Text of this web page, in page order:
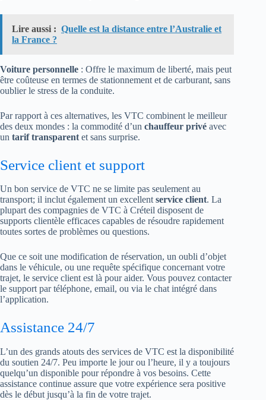
Lire aussi : Quelle est la distance entre l’Australie et
la France ?
Voiture personnelle : Offre le maximum de liberté, mais peut
être coûteuse en termes de stationnement et de carburant, sans
oublier le stress de la conduite.
Par rapport à ces alternatives, les VTC combinent le meilleur
des deux mondes : la commodité d’un chauffeur privé avec
un tarif transparent et sans surprise.
Service client et support
Un bon service de VTC ne se limite pas seulement au
transport; il inclut également un excellent service client. La
plupart des compagnies de VTC à Créteil disposent de
supports clientèle efficaces capables de résoudre rapidement
toutes sortes de problèmes ou questions.
Que ce soit une modification de réservation, un oubli d’objet
dans le véhicule, ou une requête spécifique concernant votre
trajet, le service client est là pour aider. Vous pouvez contacter
le support par téléphone, email, ou via le chat intégré dans
l’application.
Assistance 24/7
L’un des grands atouts des services de VTC est la disponibilité
du soutien 24/7. Peu importe le jour ou l’heure, il y a toujours
quelqu’un disponible pour répondre à vos besoins. Cette
assistance continue assure que votre expérience sera positive
dès le début jusqu’à la fin de votre trajet.